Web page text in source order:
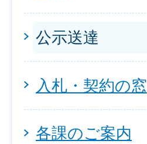
公示送達
入札・契約の窓
各課のご案内